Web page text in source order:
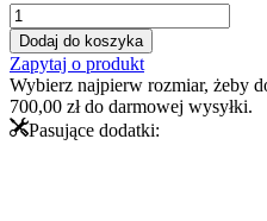
ilość
Profil
T
-
teownik
dekoracyjny
stalowy
Dodaj do koszyka
Zapytaj o produkt
Wybierz najpierw rozmiar, żeby
700,00 złdo darmowej wysyłki.
Pasujące dodatki: